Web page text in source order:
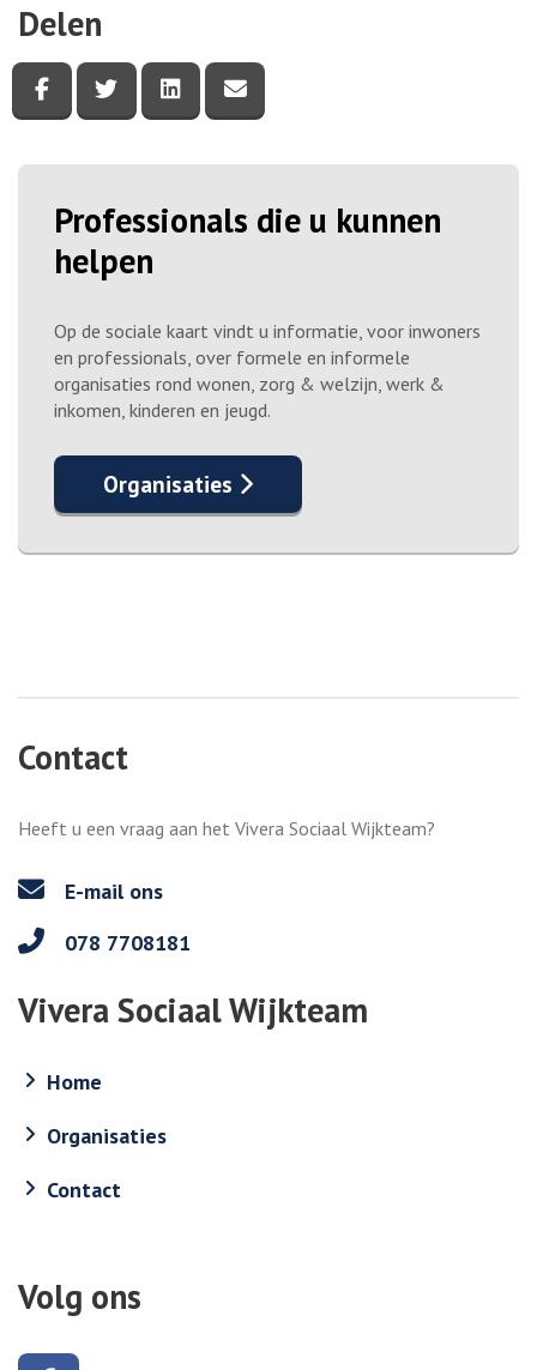
Delen
Deel deze pagina via Facebook
Deel deze pagina via Twitter
Deel deze pagina via LinkedIn
Professionals die u kunnen
helpen
Op de sociale kaart vindt u informatie, voor inwoners
en professionals, over formele en informele
organisaties rond wonen, zorg & welzijn, werk &
inkomen, kinderen en jeugd.
Organisaties
Contact
Heeft u een vraag aan het Vivera Sociaal Wijkteam?
E-mail ons
078 7708181
Vivera Sociaal Wijkteam
Home
Organisaties
Contact
Volg ons